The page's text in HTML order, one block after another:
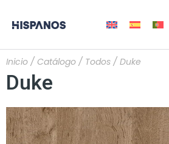
Inicio / Catálogo / Todos / Duke
Duke